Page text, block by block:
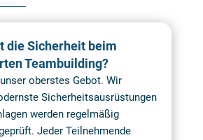
die Sicherheit beim
Teambuilding?
oberstes Gebot. Wir
Sicherheitsausrüstungen
werden regelmäßig
Jeder Teilnehmende